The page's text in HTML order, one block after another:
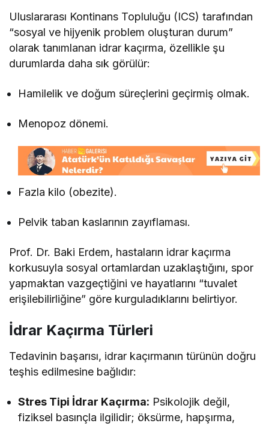
Uluslararası Kontinans Topluluğu (ICS) tarafından
“sosyal ve hijyenik problem oluşturan durum”
olarak tanımlanan idrar kaçırma, özellikle şu
durumlarda daha sık görülür:
Hamilelik ve doğum süreçlerini geçirmiş olmak.
Menopoz dönemi.
Fazla kilo (obezite).
Pelvik taban kaslarının zayıflaması.
Prof. Dr. Baki Erdem, hastaların idrar kaçırma
korkusuyla sosyal ortamlardan uzaklaştığını, spor
yapmaktan vazgeçtiğini ve hayatlarını “tuvalet
erişilebilirliğine” göre kurguladıklarını belirtiyor.
İdrar Kaçırma Türleri
Tedavinin başarısı, idrar kaçırmanın türünün doğru
teşhis edilmesine bağlıdır:
Stres Tipi İdrar Kaçırma: Psikolojik değil,
fiziksel basınçla ilgilidir; öksürme, hapşırma,